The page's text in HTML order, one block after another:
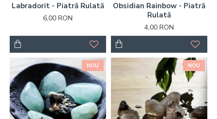
Labradorit - Piatră Rulată
6,00 RON
Obsidian Rainbow - Piatră
Rulată
4,00 RON
NOU NOU